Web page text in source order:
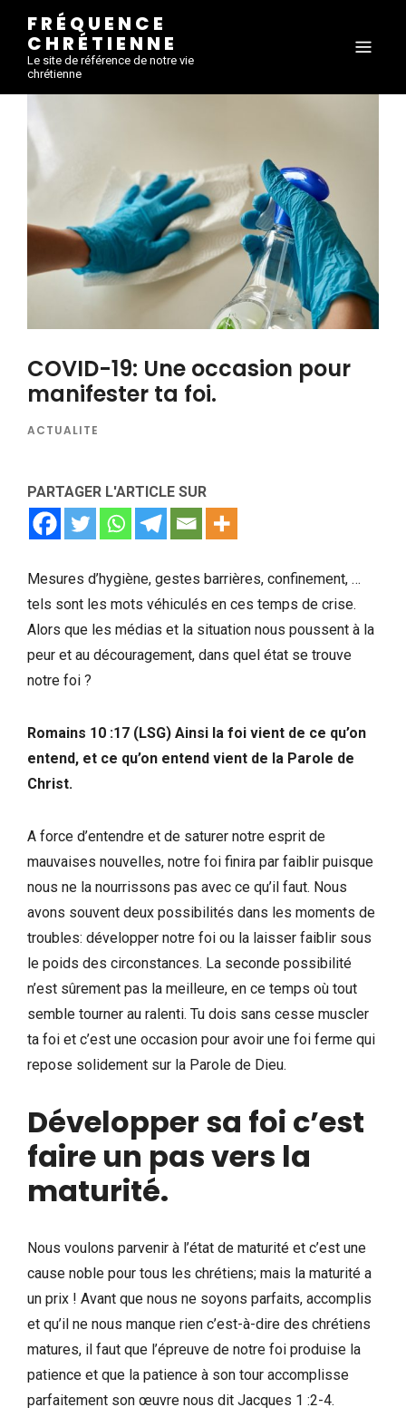
FRÉQUENCE
CHRÉTIENNE
Le site de référence de notre vie
chrétienne
COVID-19: Une occasion pour
manifester ta foi.
ACTUALITE
PARTAGER L'ARTICLE SUR
Mesures d’hygiène, gestes barrières, confinement, …
tels sont les mots véhiculés en ces temps de crise.
Alors que les médias et la situation nous poussent à la
peur et au découragement, dans quel état se trouve
notre foi ?
Romains 10 :17 (LSG) Ainsi la foi vient de ce qu’on
entend, et ce qu’on entend vient de la Parole de
Christ.
A force d’entendre et de saturer notre esprit de
mauvaises nouvelles, notre foi finira par faiblir puisque
nous ne la nourrissons pas avec ce qu’il faut. Nous
avons souvent deux possibilités dans les moments de
troubles: développer notre foi ou la laisser faiblir sous
le poids des circonstances. La seconde possibilité
n’est sûrement pas la meilleure, en ce temps où tout
semble tourner au ralenti. Tu dois sans cesse muscler
ta foi et c’est une occasion pour avoir une foi ferme qui
repose solidement sur la Parole de Dieu.
Développer sa foi c’est
faire un pas vers la
maturité.
Nous voulons parvenir à l’état de maturité et c’est une
cause noble pour tous les chrétiens; mais la maturité a
un prix ! Avant que nous ne soyons parfaits, accomplis
et qu’il ne nous manque rien c’est-à-dire des chrétiens
matures, il faut que l’épreuve de notre foi produise la
patience et que la patience à son tour accomplisse
parfaitement son œuvre nous dit Jacques 1 :2-4.